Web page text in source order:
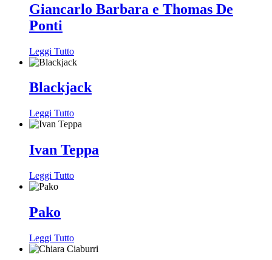
Giancarlo Barbara e Thomas De
Ponti
Leggi Tutto
Blackjack
Leggi Tutto
Ivan Teppa
Leggi Tutto
Pako
Leggi Tutto